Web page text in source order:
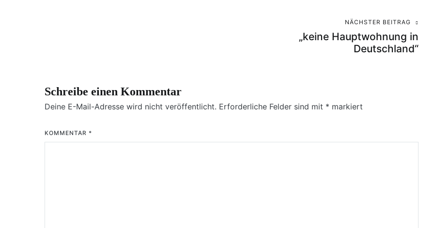
NÄCHSTER BEITRAG
„keine Hauptwohnung in
Deutschland“
Schreibe einen Kommentar
Deine E-Mail-Adresse wird nicht veröffentlicht. Erforderliche Felder sind mit * markiert
KOMMENTAR *